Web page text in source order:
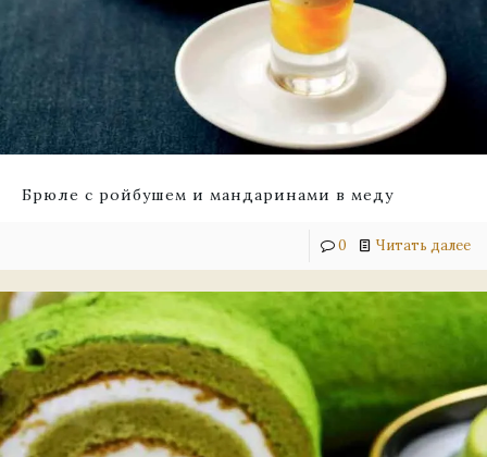
Брюле с ройбушем и мандаринами в меду
0 Читать далее